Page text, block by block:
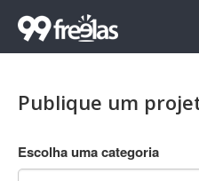
Publique um
Escolha uma categoria